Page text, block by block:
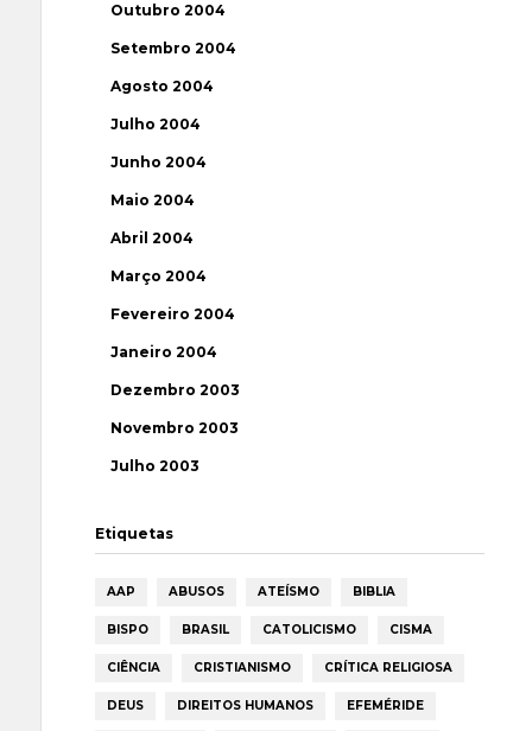
Outubro 2004
Setembro 2004
Agosto 2004
Julho 2004
Junho 2004
Maio 2004
Abril 2004
Março 2004
Fevereiro 2004
Janeiro 2004
Dezembro 2003
Novembro 2003
Julho 2003
Etiquetas
AAP ABUSOS ATEÍSMO BIBLIA
BISPO BRASIL CATOLICISMO CISMA
CIÊNCIA CRISTIANISMO CRÍTICA RELIGIOSA
DEUS DIREITOS HUMANOS EFEMÉRIDE